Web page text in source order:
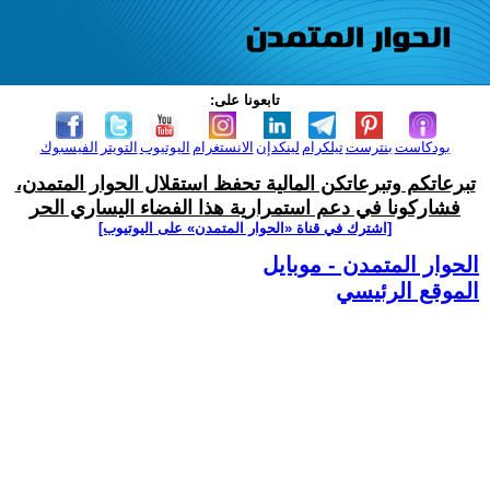
تابعونا على:
الفيسبوك التويتر اليوتيوب الانستغرام لينكدإن تيلكرامبنترست بودكاست
تبرعاتكم وتبرعاتكن المالية تحفظ استقلال الحوار المتمدن،
فشاركونا في دعم استمرارية هذا الفضاء اليساري الحر
[اشترك في قناة ‫«الحوار المتمدن» على اليوتيوب]
الحوار المتمدن - موبايل
الموقع الرئيسي